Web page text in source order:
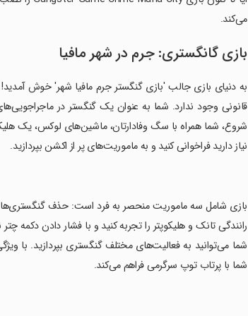
می‌کند.
بازی گانگستری: جرم در شهر مافیا
به دنیای بازی جالب 'بازی گنگستر جرم مافیا شهر' خوش
قانونی وجود ندارد. شما به عنوان یک گنگستر در
شروع، شما همراه با سگ وفادارتان، ماشین‌های لوکس، یک
نیاز دارید فراخوانی کنید و به ماموریت‌های پر از اکشن بپردازید.
رانندگی تانک و هلیکوپتر را تجربه کنید و با فشار دادن دکمه
شما می‌توانید به فعالیت‌های مختلف گنگستری بپردازید. با
شما با پرتاب توپ سرگرمی فراهم می‌کند.